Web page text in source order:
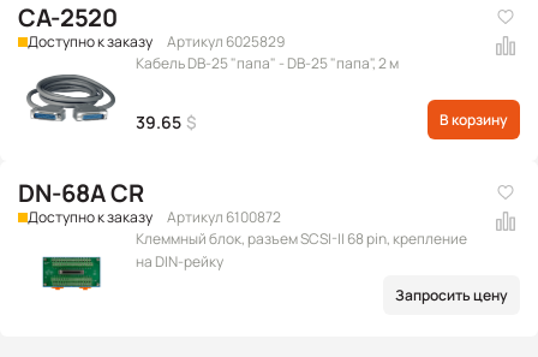
CA-2520
Доступно к заказу
Артикул 6025829
Кабель DB-25 "папа" - DB-25 "папа", 2 м
39.65 $ В корзину
DN-68A CR
Доступно к заказу
Артикул 6100872
Клеммный блок, разъем SCSI-II 68 pin, крепление
на DIN-рейку
Запросить цену